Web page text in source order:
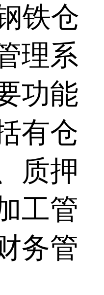
铁仓
理系
功能
有仓
质押
工管
务管